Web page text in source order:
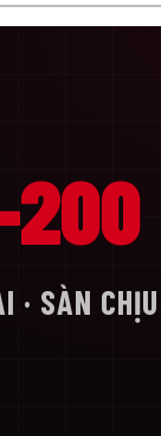
200
· SÀN